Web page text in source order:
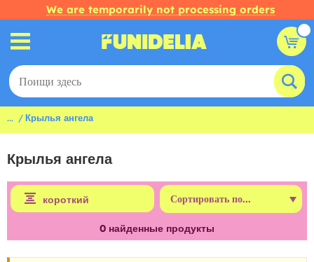
We are temporarily not processing orders
... Крылья ангела
Крылья ангела
короткий
0 найденные продукты